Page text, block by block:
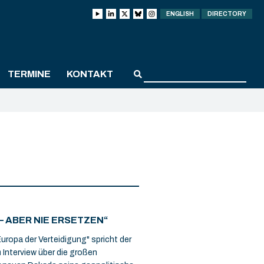
ENGLISH DIRECTORY
TERMINE KONTAKT
ABER NIE ERSETZEN“
der Verteidigung" spricht der
über die großen